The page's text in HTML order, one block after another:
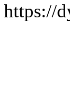
https://